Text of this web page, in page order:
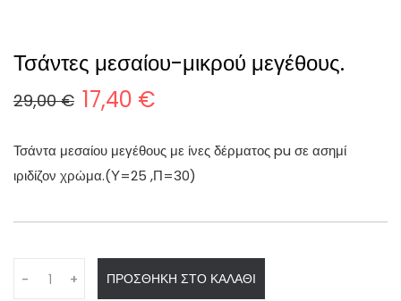
Τσάντες μεσαίου-μικρού μεγέθους.
29,00€
O
g
17,40 €
Η
έ
Τσάντα μεσαίου μεγέθους με ίνες δέρματος pu σε ασημί
ιριδίζον χρώμα.(Υ=25 ,Π=30)
- + ΠΡΟΣΘΉΚΗ ΣΤΟ ΚΑΛΆΘΙ